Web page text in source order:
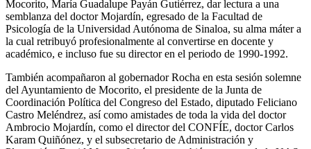
Mocorito, María Guadalupe Payán Gutiérrez, dar lectura a una
semblanza del doctor Mojardín, egresado de la Facultad de
Psicología de la Universidad Autónoma de Sinaloa, su alma máter a
la cual retribuyó profesionalmente al convertirse en docente y
académico, e incluso fue su director en el periodo de 1990-1992.
También acompañaron al gobernador Rocha en esta sesión solemne
del Ayuntamiento de Mocorito, el presidente de la Junta de
Coordinación Política del Congreso del Estado, diputado Feliciano
Castro Meléndrez, así como amistades de toda la vida del doctor
Ambrocio Mojardín, como el director del CONFÍE, doctor Carlos
Karam Quiñónez, y el subsecretario de Administración y